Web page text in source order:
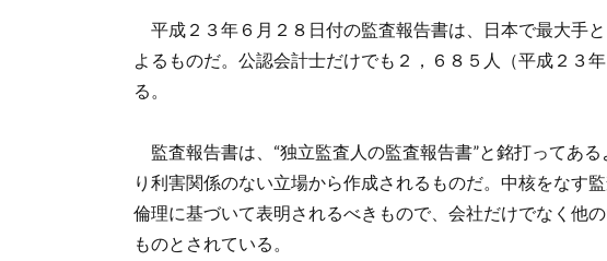
平成２３年６月２８日付の監査報告書は、日本で最大手
よるものだ。公認会計士だけでも２，６８５人（平成２３
る。
監査報告書は、“独立監査人の監査報告書”と銘打ってあ
り利害関係のない立場から作成されるものだ。中核をなす
倫理に基づいて表明されるべきもので、会社だけでなく他
ものとされている。